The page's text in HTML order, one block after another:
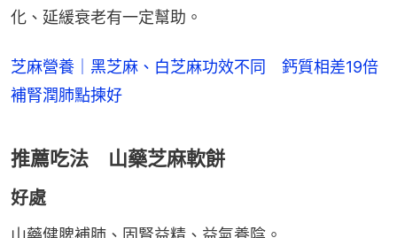
化、延緩衰老有一定幫助。
芝麻營養｜黑芝麻、白芝麻功效不同 鈣質相差19倍
補腎潤肺點揀好
推薦吃法 山藥芝麻軟餅
好處